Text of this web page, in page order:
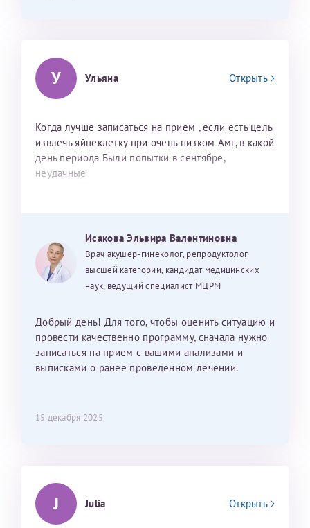
У Ульяна Открыть
Когда лучше записаться на прием , если есть цель
извлечь яйцеклетку при очень низком Амг, в какой
день периода Были попытки в сентябре,
неудачные
Исакова Эльвира Валентиновна
Врач акушер-гинеколог, репродуктолог
высшей категории, кандидат медицинских
наук, ведущий специалист МЦРМ
Добрый день! Для того, чтобы оценить ситуацию и
провести качественно программу, сначала нужно
записаться на прием с вашими анализами и
выписками о ранее проведенном лечении.
15 декабря 2025
J Julia Открыть